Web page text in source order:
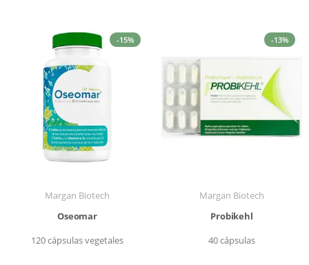
-15%
Margan Biotech
Oseomar
120 cápsulas vegetales
-13%
Margan Biotech
Probikehl
40 cápsulas